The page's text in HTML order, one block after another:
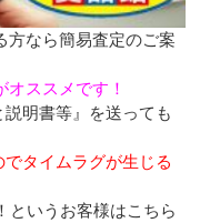
方なら簡易査定のご案
ススメです！
説明書等』を送っても
タイムラグが生じる
というお客様はこちら